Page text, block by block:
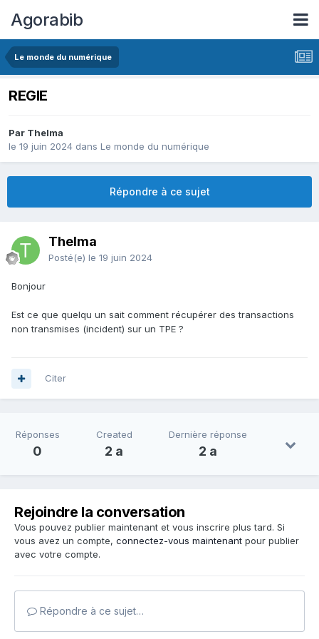
Agorabib
Le monde du numérique
REGIE
Par Thelma
le 19 juin 2024 dans Le monde du numérique
Répondre à ce sujet
Thelma
Posté(e) le 19 juin 2024
Bonjour
Est ce que quelqu un sait comment récupérer des transactions
non transmises (incident) sur un TPE ?
Citer
Réponses
0
Created
2 a
Dernière réponse
2 a
Rejoindre la conversation
Vous pouvez publier maintenant et vous inscrire plus tard. Si
vous avez un compte, connectez-vous maintenant pour publier
avec votre compte.
Répondre à ce sujet…